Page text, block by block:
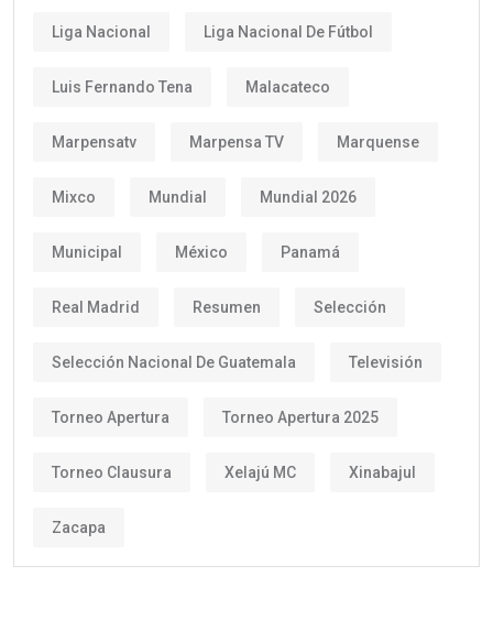
Liga Nacional Liga Nacional De Fútbol
Luis Fernando Tena Malacateco
Marpensatv Marpensa TV Marquense
Mixco Mundial Mundial 2026
Municipal México Panamá
Real Madrid Resumen Selección
Selección Nacional De Guatemala Televisión
Torneo Apertura Torneo Apertura 2025
Torneo Clausura Xelajú MC Xinabajul
Zacapa